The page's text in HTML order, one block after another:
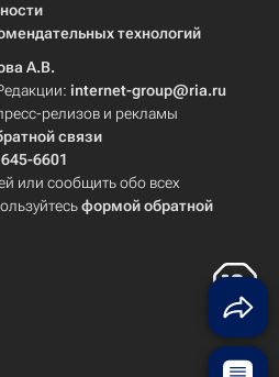
технологий
А.В.
internet-group@ria.ru
релизов и рекламы
связи
6601
или сообщить обо всех
формой обратной